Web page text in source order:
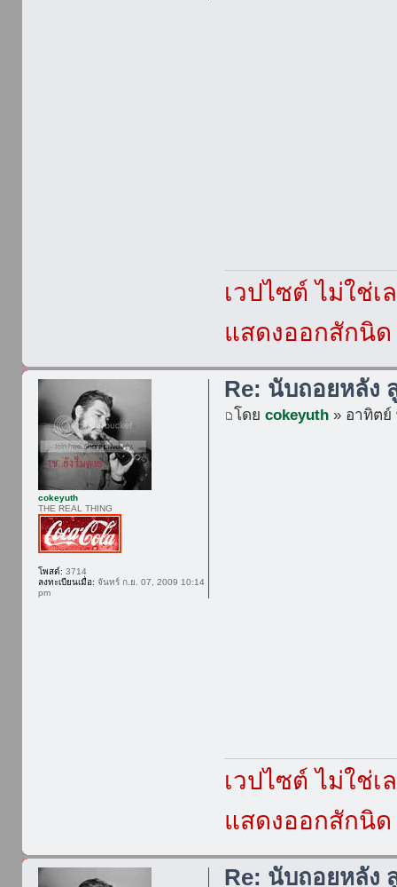
เวปไซต์ ไม่ใช่
แสดงออกสักนิด
Re: นับถอยหลัง
โดยcokeyuth » อาทิตย์
เวปไซต์ ไม่ใช่
แสดงออกสักนิด
cokeyuth
THE REAL THING
โพสต์: 3714
ลงทะเบียนเมื่อ: จันทร์ ก.ย. 07, 2009 10:14
pm
Re: นับถอยหลัง